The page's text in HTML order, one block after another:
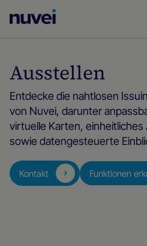
Homepage
Ausstellen
Entdecke die nahtlosen
von Nuvei, darunter
virtuelle Karten, einheitliches
sowie datengesteuerte
Kontakt Funktionen